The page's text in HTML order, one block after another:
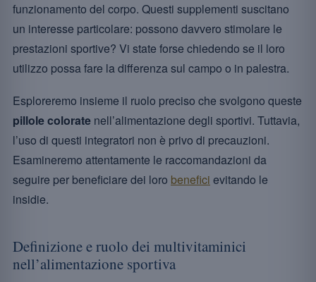
funzionamento del corpo. Questi supplementi suscitano
un interesse particolare: possono davvero stimolare le
prestazioni sportive? Vi state forse chiedendo se il loro
utilizzo possa fare la differenza sul campo o in palestra.
Esploreremo insieme il ruolo preciso che svolgono queste
pillole colorate nell’alimentazione degli sportivi. Tuttavia,
l’uso di questi integratori non è privo di precauzioni.
Esamineremo attentamente le raccomandazioni da
seguire per beneficiare dei loro benefici evitando le
insidie.
Definizione e ruolo dei multivitaminici
nell’alimentazione sportiva